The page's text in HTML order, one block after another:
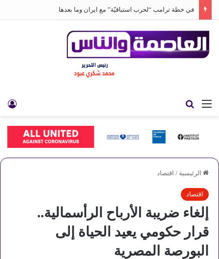
في خطة ترامب “لحرب استباقيّة” مع ايران وما بعدها
القائمة
الرئيسية / اقتصاد
اقتصاد
إلغاء ضريبة الأرباح الرأسمالية..
قرار حكومي يعيد الحياة إلى
البورصة المصرية